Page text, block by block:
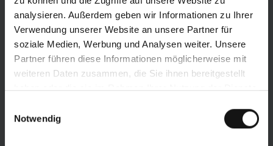
analysieren. Außerdem geben wir Informationen zu Ihrer
Verwendung unserer Website an unsere Partner für
soziale Medien, Werbung und Analysen weiter. Unsere
Partner führen diese Informationen möglicherweise mit
weiteren Daten zusammen, die Sie ihnen bereitgestellt
haben oder die sie im Rahmen Ihrer Nutzung der Dienste
Notwendig
Les VMS 350 PV peuvent être parfaitement
configurées selon vos besoins grâce à de
nombreuses options. Ainsi, vous tirez le maximum
de votre production. Nos experts se feront un plaisir
de vous conseiller. Nous nous réjouissons de votre
CONTACT